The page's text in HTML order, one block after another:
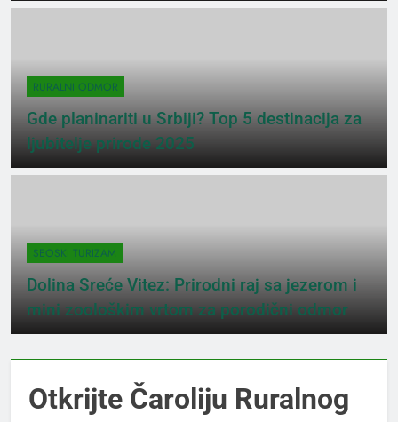
RURALNI ODMOR
Gde planinariti u Srbiji? Top 5 destinacija za
ljubitelje prirode 2025
SEOSKI TURIZAM
Dolina Sreće Vitez: Prirodni raj sa jezerom i
mini zoološkim vrtom za porodični odmor
Otkrijte Čaroliju Ruralnog